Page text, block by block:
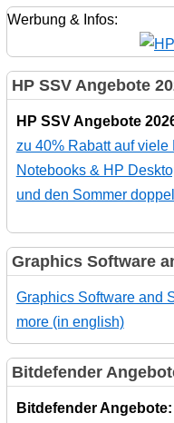
Werbung & Infos:
HP SSV Angebote
HP SSV Angebote
zu 40% Rabatt auf viele
Notebooks & HP
und den Sommer
Graphics Software
Graphics Software and
more (in english)
Bitdefender
Bitdefender Angebote: